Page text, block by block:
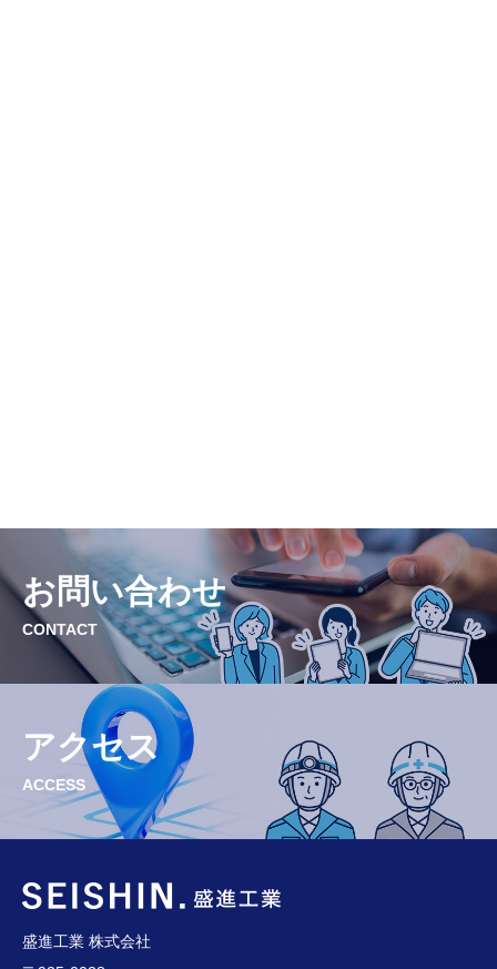
お問い合わせ
CONTACT
アクセス
ACCESS
盛進工業 株式会社